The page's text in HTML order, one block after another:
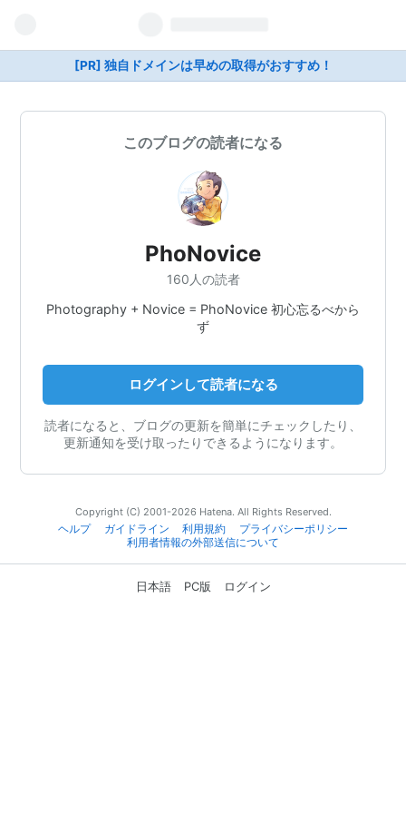
[PR] 独自ドメインは早めの取得がおすすめ！
このブログの読者になる
PhoNovice
160人の読者
Photography + Novice = PhoNovice 初心忘るべから
ず
ログインして読者になる
読者になると、ブログの更新を簡単にチェックしたり、
更新通知を受け取ったりできるようになります。
Copyright (C) 2001-2026 Hatena. All Rights Reserved.
ヘルプ
ガイドライン 利用規約
プライバシーポリシー
利用者情報の外部送信について
日本語 PC版 ログイン